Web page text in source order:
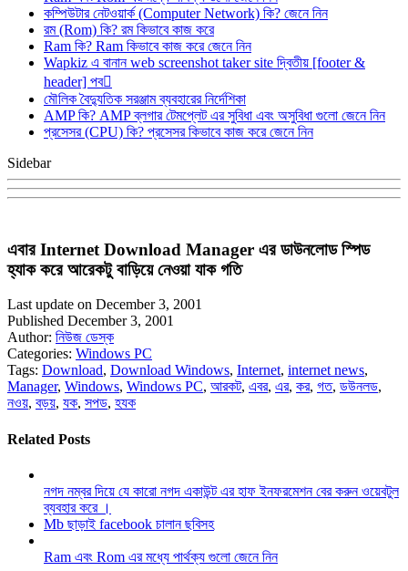
কম্পিউটার নেটওয়ার্ক (Computer Network) কি? জেনে নিন
রম (Rom) কি? রম কিভাবে কাজ করে
Ram কি? Ram কিভাবে কাজ করে জেনে নিন
Wapkiz এ বানান web screenshot taker site দ্বিতীয় [footer &
header] পব
মৌলিক বৈদ্যুতিক সরঞ্জাম ব্যবহারের নির্দেশিকা
AMP কি? AMP ব্লগার টেমপ্লেট এর সুবিধা এবং অসুবিধা গুলো জেনে নিন
প্রসেসর (CPU) কি? প্রসেসর কিভাবে কাজ করে জেনে নিন
Sidebar
এবার Internet Download Manager এর ডাউনলোড স্পিড
হ্যাক করে আরেকটু বাড়িয়ে নেওয়া যাক গতি
Last update on December 3, 2001
Published December 3, 2001
Author: নিউজ ডেস্ক
Categories: Windows PC
Tags: Download, Download Windows, Internet, internet news,
Manager, Windows, Windows PC, আরকট, এবর, এর, কর, গত, ডউনলড,
নওয়, বড়য়, যক, সপড, হযক
Related Posts
নগদ নম্বর দিয়ে যে কারো নগদ একাউন্ট এর হাফ ইনফরমেশন বের করুন ওয়েবটুল
ব্যবহার করে ।
Mb ছাড়াই facebook চালান ছবিসহ
Ram এবং Rom এর মধ্যে পার্থক্য গুলো জেনে নিন